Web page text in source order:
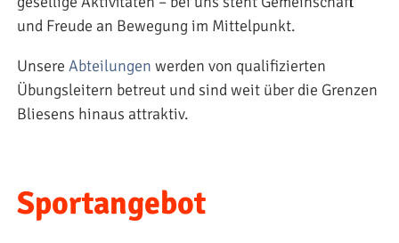
und Freude an Bewegung im Mittelpunkt.
Unsere Abteilungen werden von qualifizierten
Übungsleitern betreut und sind weit über die Grenzen
Bliesens hinaus attraktiv.
Sportangebot